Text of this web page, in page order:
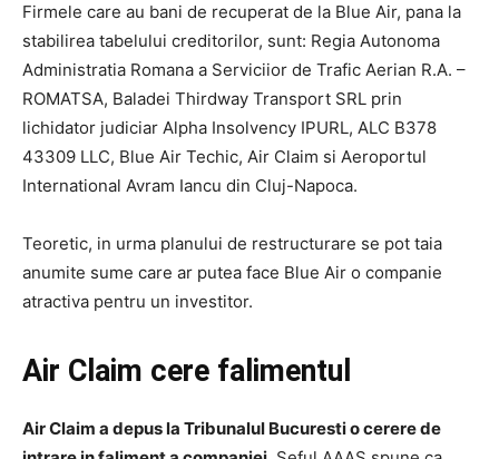
Firmele care au bani de recuperat de la Blue Air, pana la
stabilirea tabelului creditorilor, sunt: Regia Autonoma
Administratia Romana a Serviciior de Trafic Aerian R.A. –
ROMATSA, Baladei Thirdway Transport SRL prin
lichidator judiciar Alpha Insolvency IPURL, ALC B378
43309 LLC, Blue Air Techic, Air Claim si Aeroportul
International Avram Iancu din Cluj-Napoca.
Teoretic, in urma planului de restructurare se pot taia
anumite sume care ar putea face Blue Air o companie
atractiva pentru un investitor.
Air Claim cere falimentul
Air Claim a depus la Tribunalul Bucuresti o cerere de